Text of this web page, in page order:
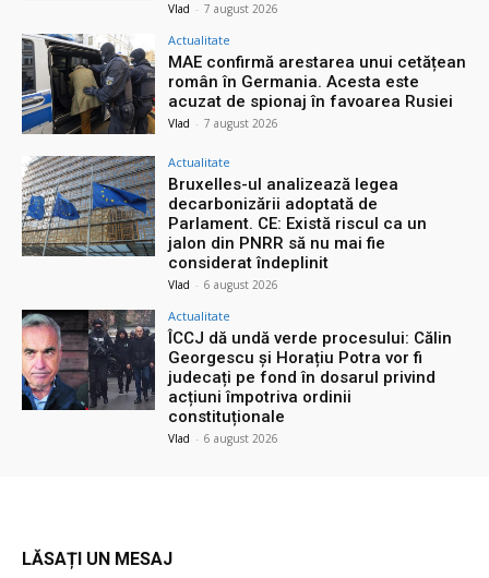
Vlad - 7 august 2026
Actualitate
MAE confirmă arestarea unui cetățean
român în Germania. Acesta este
acuzat de spionaj în favoarea Rusiei
Vlad - 7 august 2026
Actualitate
Bruxelles-ul analizează legea
decarbonizării adoptată de
Parlament. CE: Există riscul ca un
jalon din PNRR să nu mai fie
considerat îndeplinit
Vlad - 6 august 2026
Actualitate
ÎCCJ dă undă verde procesului: Călin
Georgescu și Horațiu Potra vor fi
judecați pe fond în dosarul privind
acțiuni împotriva ordinii
constituționale
Vlad - 6 august 2026
LĂSAȚI UN MESAJ